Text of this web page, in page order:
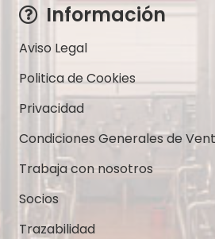
Información
Aviso Legal
Politica de Cookies
Privacidad
Condiciones Generales de
Trabaja con nosotros
Socios
Trazabilidad